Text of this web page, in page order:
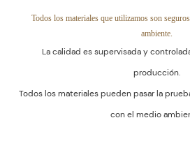
Hogar. El
Bajo El Proceso
De Cada Paso
Todos los materiales que utilizamos son
ambiente.
La calidad es supervisada y
producción.
Todos los materiales pueden pasar la
con el medio